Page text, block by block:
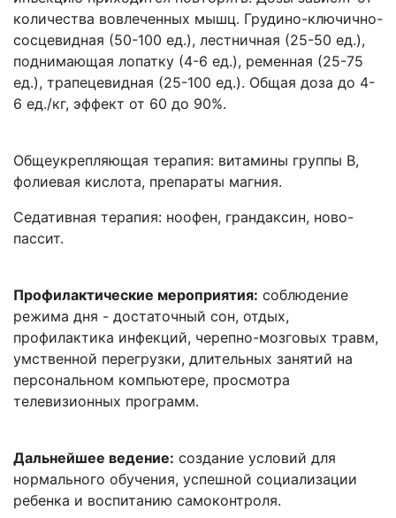
количества вовлеченных мышц. Грудино-ключично-
сосцевидная (50-100 ед.), лестничная (25-50 ед.),
поднимающая лопатку (4-6 ед.), ременная (25-75
ед.), трапецевидная (25-100 ед.). Общая доза до 4-
6 ед./кг, эффект от 60 до 90%.
Общеукрепляющая терапия: витамины группы В,
фолиевая кислота, препараты магния.
Седативная терапия: ноофен, грандаксин, ново-
пассит.
Профилактические мероприятия: соблюдение
режима дня - достаточный сон, отдых,
профилактика инфекций, черепно-мозговых травм,
умственной перегрузки, длительных занятий на
персональном компьютере, просмотра
телевизионных программ.
Дальнейшее ведение: создание условий для
нормального обучения, успешной социализации
ребенка и воспитанию самоконтроля.